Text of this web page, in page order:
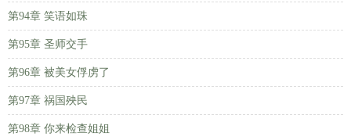
第94章 笑语如珠
第95章 圣师交手
第96章 被美女俘虏了
第97章 祸国殃民
第98章 你来检查姐姐